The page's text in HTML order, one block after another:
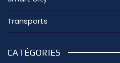
Transports
CATÉGORIES